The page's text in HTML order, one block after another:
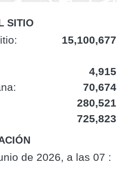
SITIO
15,100,677
4,915
70,674
280,521
725,823
de 2026, a las 07 :